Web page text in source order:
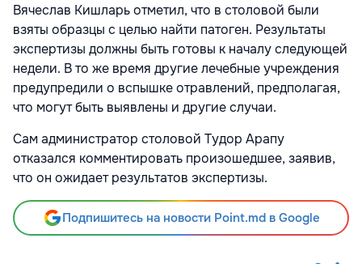
Вячеслав Кишларь отметил, что в столовой были
взяты образцы с целью найти патоген. Результаты
экспертизы должны быть готовы к началу следующей
недели. В то же время другие лечебные учреждения
предупредили о вспышке отравлений, предполагая,
что могут быть выявлены и другие случаи.
Сам администратор столовой Тудор Арапу
отказался комментировать произошедшее, заявив,
что он ожидает результатов экспертизы.
Подпишитесь на новости Point.md в Google